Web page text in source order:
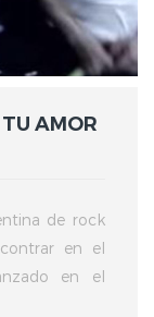
AMOR
de rock
en el
en el